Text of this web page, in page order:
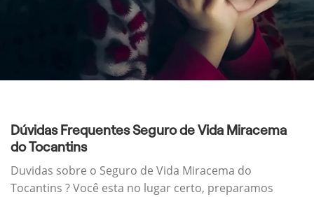
Dúvidas Frequentes Seguro de Vida Miracema
do Tocantins
Duvidas sobre o Seguro de Vida Miracema do
Tocantins ? Você esta no lugar certo, preparamos